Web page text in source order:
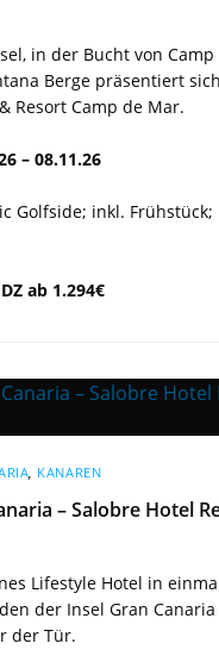
in der Bucht von
Berge präsentiert
Resort Camp de Mar.
– 08.11.26
Golfside; inkl. Frühstück;
ab 1.294€
, KANAREN
– Salobre Hotel
Lifestyle Hotel in
der Insel Gran
der Tür.